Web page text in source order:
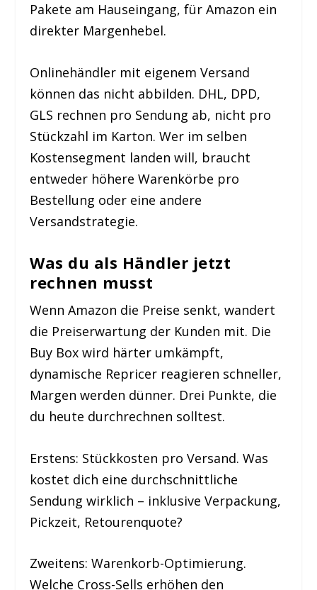
Pakete am Hauseingang, für Amazon ein
direkter Margenhebel.
Onlinehändler mit eigenem Versand
können das nicht abbilden. DHL, DPD,
GLS rechnen pro Sendung ab, nicht pro
Stückzahl im Karton. Wer im selben
Kostensegment landen will, braucht
entweder höhere Warenkörbe pro
Bestellung oder eine andere
Versandstrategie.
Was du als Händler jetzt
rechnen musst
Wenn Amazon die Preise senkt, wandert
die Preiserwartung der Kunden mit. Die
Buy Box wird härter umkämpft,
dynamische Repricer reagieren schneller,
Margen werden dünner. Drei Punkte, die
du heute durchrechnen solltest.
Erstens: Stückkosten pro Versand. Was
kostet dich eine durchschnittliche
Sendung wirklich – inklusive Verpackung,
Pickzeit, Retourenquote?
Zweitens: Warenkorb-Optimierung.
Welche Cross-Sells erhöhen den